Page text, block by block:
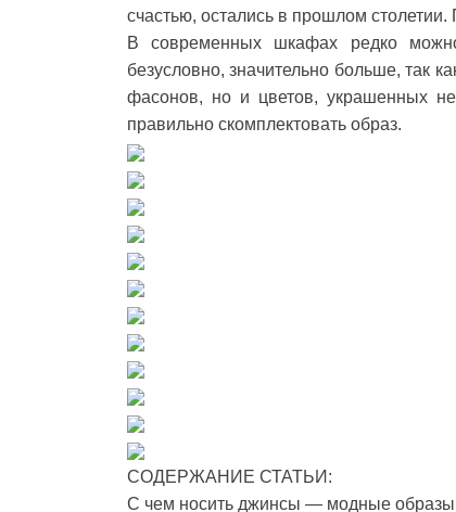
счастью, остались в прошлом
В современных шкафах редко
безусловно, значительно больше, так
фасонов, но и цветов, украшенных
правильно скомплектовать образ.
СОДЕРЖАНИЕ СТАТЬИ:
С чем носить джинсы — модные образы